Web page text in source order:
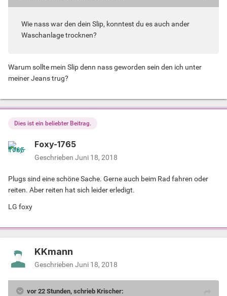
Wie nass war den dein Slip, konntest du es auch ander
Waschanlage trocknen?
Warum sollte mein Slip denn nass geworden sein den ich unter
meiner Jeans trug?
Dies ist ein beliebter Beitrag.
Foxy-1765
Geschrieben Juni 18, 2018
Plugs sind eine schöne Sache. Gerne auch beim Rad fahren oder
reiten. Aber reiten hat sich leider erledigt.
LG foxy
KKmann
Geschrieben Juni 18, 2018
vor 22 Stunden, schrieb Krischer: